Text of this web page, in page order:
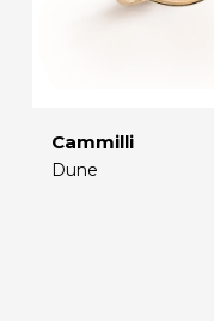
Cammilli
Dune